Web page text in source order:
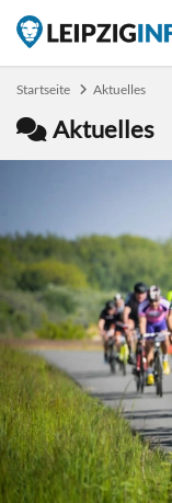
Startseite Aktuelles
Aktuelles